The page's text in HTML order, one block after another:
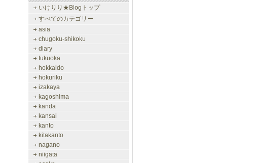
いけりり★Blogトップ
すべてのカテゴリー
asia
chugoku-shikoku
diary
fukuoka
hokkaido
hokuriku
izakaya
kagoshima
kanda
kansai
kanto
kitakanto
nagano
niigata